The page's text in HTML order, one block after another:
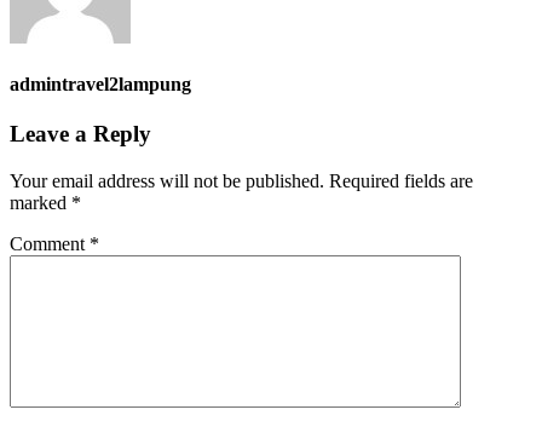
admintravel2lampung
Leave a Reply
Your email address will not be published. Required fields are
marked *
Comment *